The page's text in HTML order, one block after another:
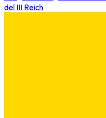
del III Reich